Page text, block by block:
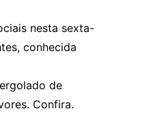
nesta sexta-
conhecida
de
Confira.